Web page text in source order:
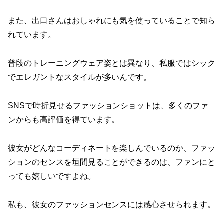
また、出口さんはおしゃれにも気を使っていることで知ら
れています。
普段のトレーニングウェア姿とは異なり、私服ではシック
でエレガントなスタイルが多いんです。
SNSで時折見せるファッションショットは、多くのファ
ンからも高評価を得ています。
彼女がどんなコーディネートを楽しんでいるのか、ファッ
ションのセンスを垣間見ることができるのは、ファンにと
っても嬉しいですよね。
私も、彼女のファッションセンスには感心させられます。